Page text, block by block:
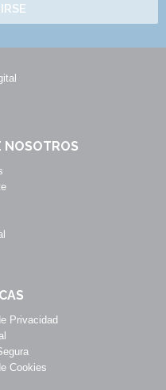
NOSOTROS
Privacidad
Cookies